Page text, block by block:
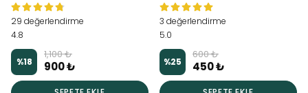
29 değerlendirme
4.8
%18
1,100 ₺
900 ₺
3 değerlendirme
5.0
%25
600 ₺
450 ₺